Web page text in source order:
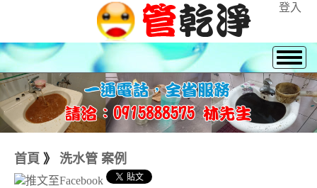
登入
首頁 》 洗水管 案例